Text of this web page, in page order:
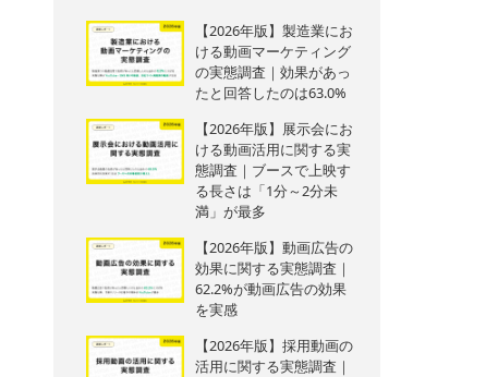
【2026年版】製造業にお
ける動画マーケティング
の実態調査｜効果があっ
たと回答したのは63.0%
【2026年版】展示会にお
ける動画活用に関する実
態調査｜ブースで上映す
る長さは「1分～2分未
満」が最多
【2026年版】動画広告の
効果に関する実態調査｜
62.2%が動画広告の効果
を実感
【2026年版】採用動画の
活用に関する実態調査｜